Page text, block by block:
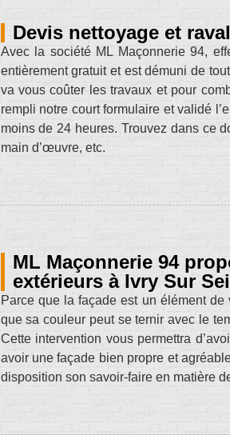
Devis nettoyage et
Avec la société ML Maçonnerie 94,
entièrement gratuit et est démuni de
va vous coûter les travaux et pour
rempli notre court formulaire et validé
moins de 24 heures. Trouvez dans ce
main d’œuvre, etc.
ML Maçonnerie 94
extérieurs à Ivry Sur
Parce que la façade est un élément
que sa couleur peut se ternir avec le
Cette intervention vous permettra
avoir une façade bien propre et
disposition son savoir-faire en matière